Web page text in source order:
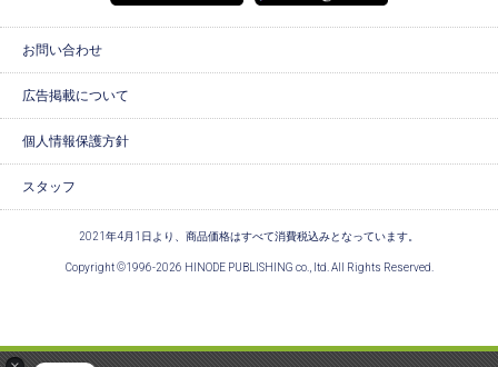
お問い合わせ
広告掲載について
個人情報保護方針
スタッフ
2021年4月1日より、商品価格はすべて消費税込みとなっています。
Copyright ©1996-2026 HINODE PUBLISHING co., ltd. All Rights Reserved.